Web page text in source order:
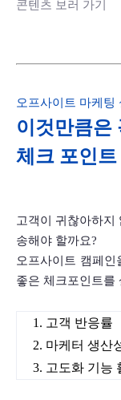
콘텐츠 보러 가기
오프사이트 마케팅
이것만큼은
체크 포인트
고객이 귀찮아하지
송해야 할까요?
오프사이트 캠페
좋은 체크포인트를
1. 고객 반응률
2. 마케터 생산
3. 고도화 기능